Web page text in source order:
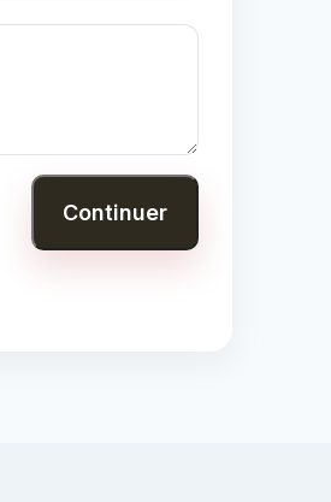
Continuer